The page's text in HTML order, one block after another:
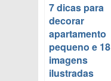
7 dicas para
decorar
apartamento
pequeno e 18
imagens
ilustradas